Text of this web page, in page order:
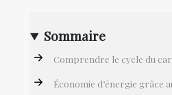
Sommaire
Comprendre le cycle du
Économie d’énergie grâce